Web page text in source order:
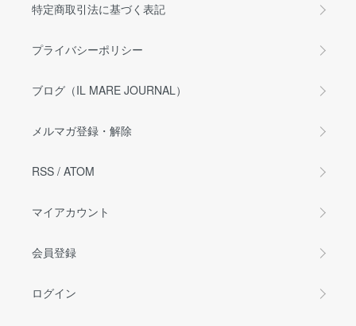
特定商取引法に基づく表記
プライバシーポリシー
ブログ（IL MARE JOURNAL）
メルマガ登録・解除
RSS / ATOM
マイアカウント
会員登録
ログイン